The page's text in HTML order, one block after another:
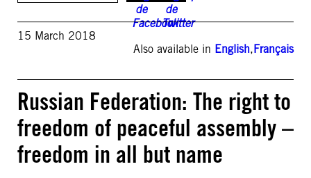
15 March 2018
Also available in English,Français
Russian Federation: The right to
freedom of peaceful assembly –
freedom in all but name